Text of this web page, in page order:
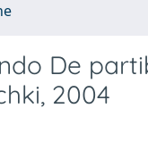
De
2004